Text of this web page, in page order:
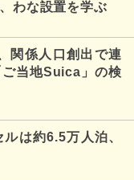
わな設置を学ぶ
関係人口創出で連
当地Suica」の検
は約6.5万人泊、